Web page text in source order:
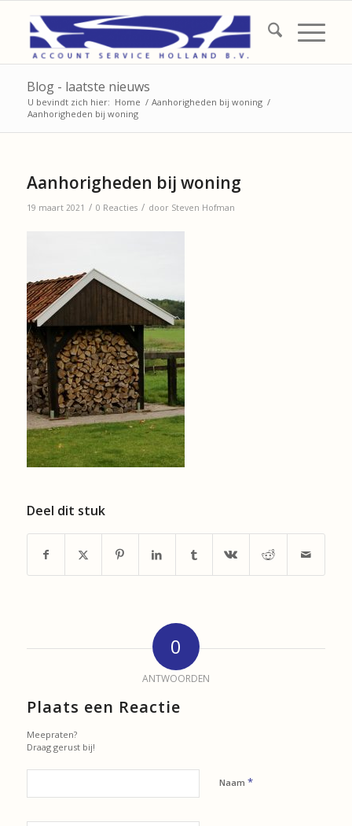
Blog - laatste nieuws
U bevindt zich hier: Home / Aanhorigheden bij woning /
Aanhorigheden bij woning
Aanhorigheden bij woning
19 maart 2021 / 0 Reacties / door Steven Hofman
Deel dit stuk
0
ANTWOORDEN
Plaats een Reactie
Meepraten?
Draag gerust bij!
Naam *